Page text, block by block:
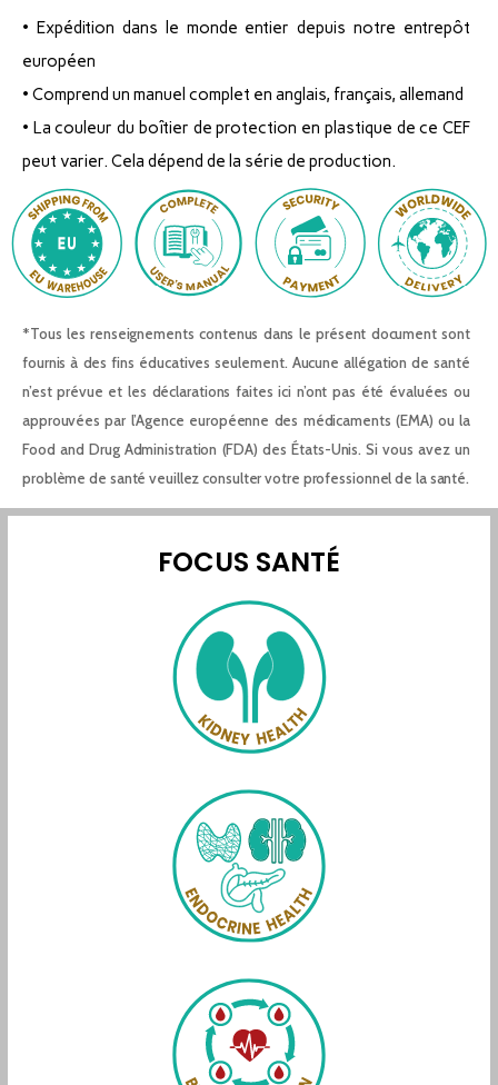
• Expédition dans le monde entier depuis notre entrepôt
européen
• Comprend un manuel complet en anglais, français, allemand
• La couleur du boîtier de protection en plastique de ce CEF
peut varier. Cela dépend de la série de production.
*Tous les renseignements contenus dans le présent document sont
fournis à des fins éducatives seulement. Aucune allégation de santé
n’est prévue et les déclarations faites ici n’ont pas été évaluées ou
approuvées par l’Agence européenne des médicaments (EMA) ou la
Food and Drug Administration (FDA) des États-Unis. Si vous avez un
problème de santé veuillez consulter votre professionnel de la santé.
FOCUS SANTÉ